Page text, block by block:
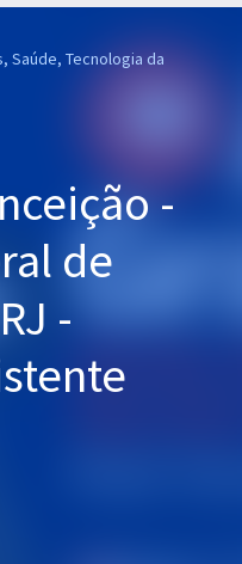
Saúde, Tecnologia da
-
de
-